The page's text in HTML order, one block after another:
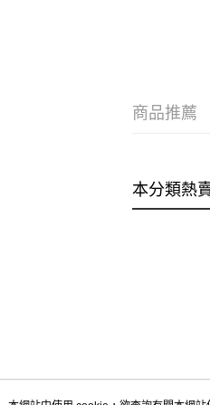
商品推薦
本分類熱